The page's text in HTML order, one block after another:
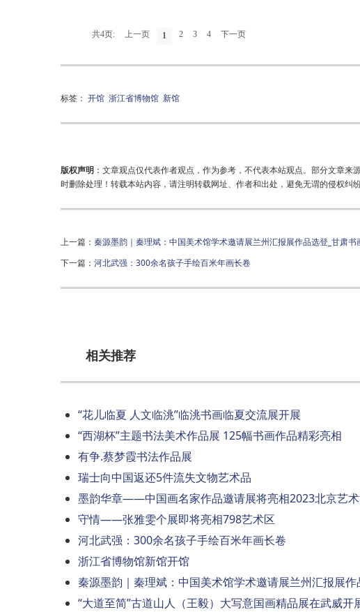
共4页: 上一页 1 2 3 4 下一页
标签： 开馆 浙江省博物馆 新馆
版权声明 ：文章观点仅代表作者观点，作为参考，不代表本站观点。部分文章
时删除处理！转载本站内容，请注明转载网址、作者和出处，避免无谓的侵权纠纷
上一篇： 秦源墨韵｜秦理斌：中国美术馆学术邀请展兰州汇报展作品选登_甘肃书
下一篇： 河北武强：300余名孩子手绘百米年画长卷
相关推荐
“花儿临夏 人文临洮”临洮书画临夏交流展开展
“西湖杯”主题书法美术作品展 125幅书画作品精彩亮相
有争.蔡梦霞书法作品展
瑞士向中国返还5件流失文物艺术品
墨韵华章——中国画名家作品邀请展将亮相2023北京艺
守情——张雅雯个展即将亮相798艺术区
河北武强：300余名孩子手绘百米年画长卷
浙江省博物馆新馆开馆
秦源墨韵｜秦理斌：中国美术馆学术邀请展兰州汇报展作
“大道至简”古道山人（王毅）大写意国画精品展在武威开